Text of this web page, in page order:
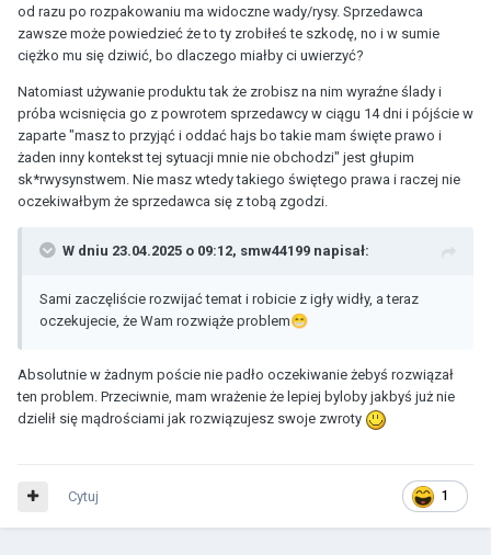
od razu po rozpakowaniu ma widoczne wady/rysy. Sprzedawca
zawsze może powiedzieć że to ty zrobiłeś te szkodę, no i w sumie
ciężko mu się dziwić, bo dlaczego miałby ci uwierzyć?
Natomiast używanie produktu tak że zrobisz na nim wyraźne ślady i
próba wcisnięcia go z powrotem sprzedawcy w ciągu 14 dni i pójście w
zaparte "masz to przyjąć i oddać hajs bo takie mam święte prawo i
żaden inny kontekst tej sytuacji mnie nie obchodzi" jest głupim
sk*rwysynstwem. Nie masz wtedy takiego świętego prawa i raczej nie
oczekiwałbym że sprzedawca się z tobą zgodzi.
W dniu 23.04.2025 o 09:12, smw44199 napisał:
Sami zaczęliście rozwijać temat i robicie z igły widły, a teraz
oczekujecie, że Wam rozwiąże problem😁
Absolutnie w żadnym poście nie padło oczekiwanie żebyś rozwiązał
ten problem. Przeciwnie, mam wrażenie że lepiej byloby jakbyś już nie
dzielił się mądrościami jak rozwiązujesz swoje zwroty
1
Cytuj